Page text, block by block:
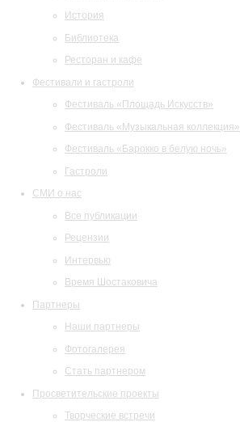
История
Библиотека
Ресторан и кафе
Фестивали и гастроли
Фестиваль «Площадь Искусств»
Фестиваль «Музыкальная коллекция»
Фестиваль «Барокко в белую ночь»
Гастроли
СМИ о нас
Все публикации
Рецензии
Интервью
Время Шостаковича
Партнеры
Наши партнеры
Фотогалерея
Стать партнером
Просветительские проекты
Творческие встречи